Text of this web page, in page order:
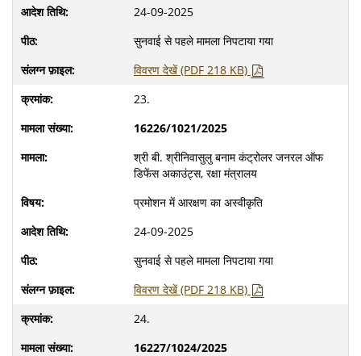
24-09-2025
सुनवाई से पहले मामला निपटाया गया
विवरण देखें (PDF 218 KB)
23.
16226/1021/2025
श्री बी. श्रीनिवासुलु बनाम कंट्रोलर जनरल ऑफ
डिफेंस अकाउंट्स, रक्षा मंत्रालय
प्रमोशन में आरक्षण का अस्वीकृति
24-09-2025
सुनवाई से पहले मामला निपटाया गया
विवरण देखें (PDF 218 KB)
24.
16227/1024/2025